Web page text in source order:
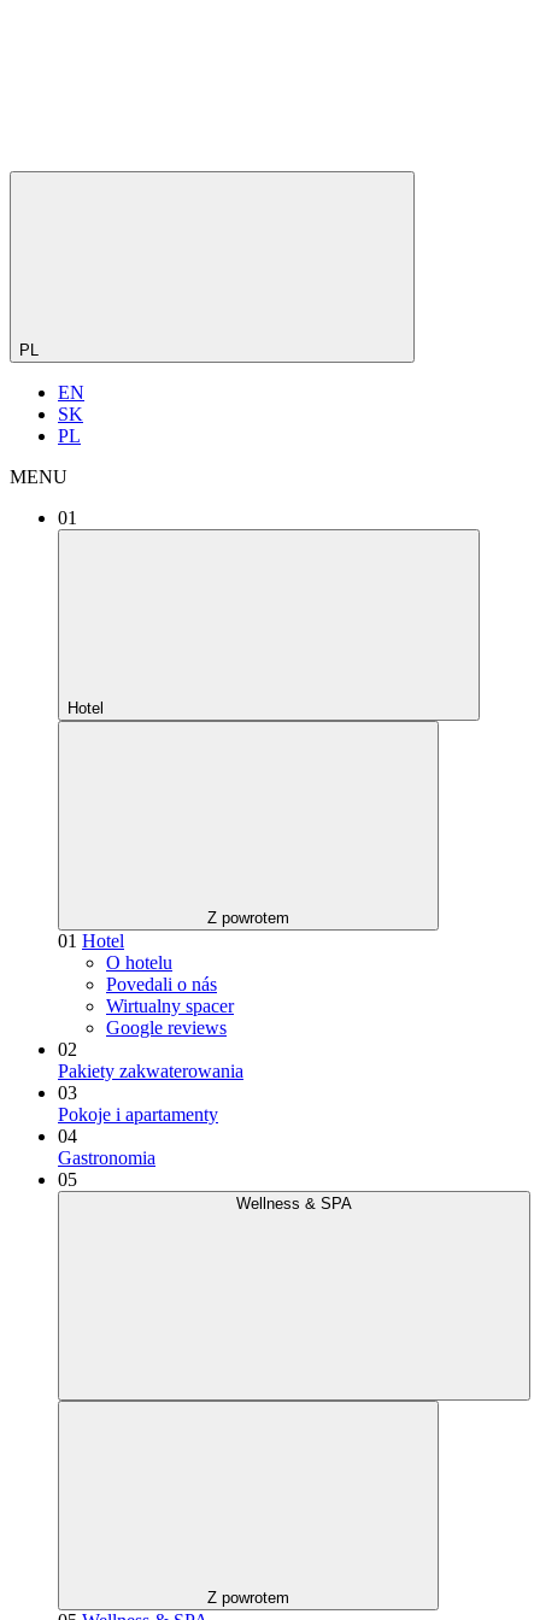
PL
EN
SK
PL
MENU
01
Hotel
Z powrotem
01 Hotel
O hotelu
Povedali o nás
Wirtualny spacer
Google reviews
02
Pakiety zakwaterowania
03
Pokoje i apartamenty
04
Gastronomia
05
Wellness & SPA
Z powrotem